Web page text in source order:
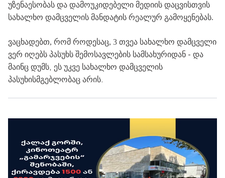
უზენაესობას და დამოუკიდებელი მედიის დაცვისთვის
სახალხო დამცველის მანდატის რეალურ გამოყენებას.
ვაცხადებთ, რომ როდესაც, 3 თვეა სახალხო დამცველი
ვერ იღებს პასუხს შემოსავლების სამსახურიდან - და
მაინც დუმს, ეს უკვე სახალხო დამცველის
პასუხისმგებლობაც არის.